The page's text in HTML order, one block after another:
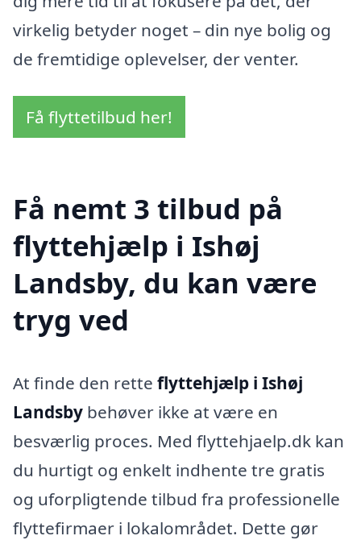
virkelig betyder noget – din nye bolig og
de fremtidige oplevelser, der venter.
Få flyttetilbud her!
Få nemt 3 tilbud på
flyttehjælp i Ishøj
Landsby, du kan være
tryg ved
At finde den rette flyttehjælp i Ishøj
Landsby behøver ikke at være en
besværlig proces. Med flyttehjaelp.dk kan
du hurtigt og enkelt indhente tre gratis
og uforpligtende tilbud fra professionelle
flyttefirmaer i lokalområdet. Dette gør